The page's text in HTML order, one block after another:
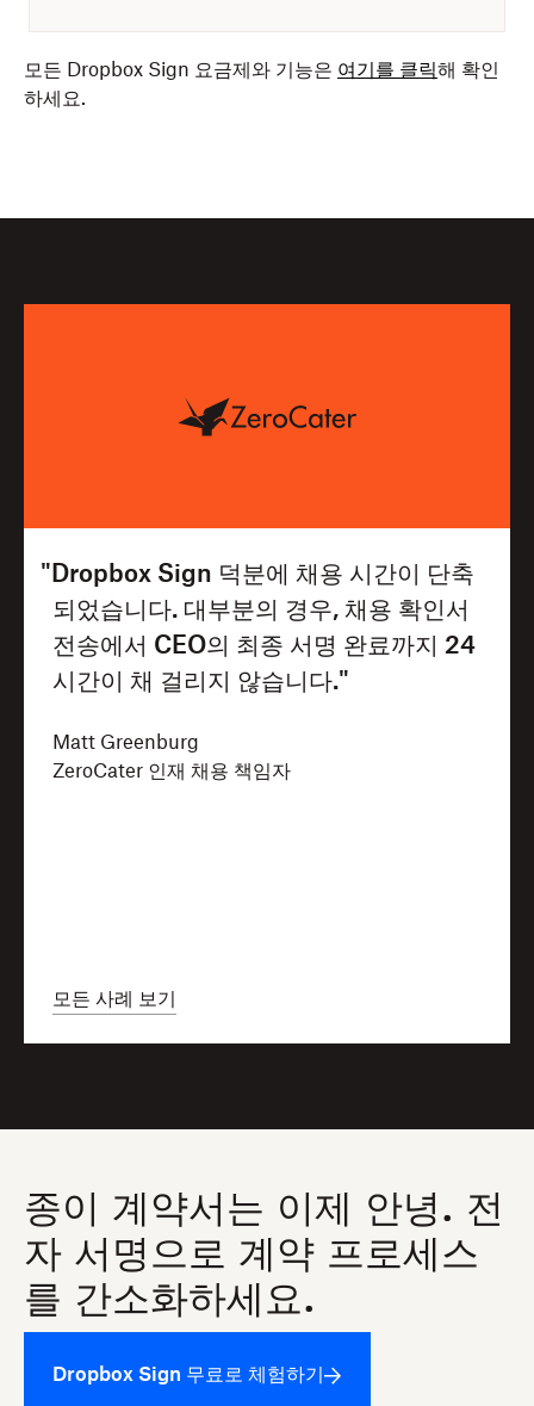
모든 Dropbox Sign 요금제와 기능은 여기를 클릭해 확인
하세요.
"Dropbox Sign 덕분에 채용 시간이 단축
되었습니다. 대부분의 경우, 채용 확인서
전송에서 CEO의 최종 서명 완료까지 24
시간이 채 걸리지 않습니다."
Matt Greenburg
ZeroCater 인재 채용 책임자
모든 사례 보기
종이 계약서는 이제 안녕. 전
자 서명으로 계약 프로세스
를 간소화하세요.
Dropbox Sign 무료로 체험하기